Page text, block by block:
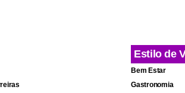
suspensão
exigências
Estilo de
Bem Estar
Gastronomia